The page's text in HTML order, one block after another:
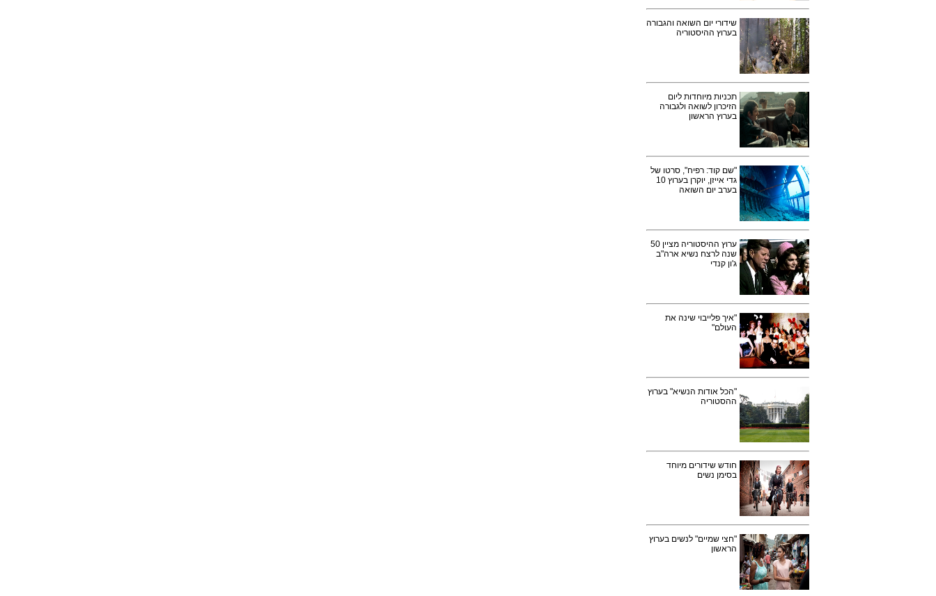
שידורי יום השואה והגבורה
בערוץ ההיסטוריה
תכניות מיוחדות ליום
הזיכרון לשואה ולגבורה
בערוץ הראשון
"שם קוד: רפיח", סרטו של
גדי אייזן, יוקרן בערוץ 10
בערב יום השואה
ערוץ ההיסטוריה מציין 50
שנה לרצח נשיא ארה"ב
ג'ון קנדי
"איך פלייבוי שינה את
העולם"
"הכל אודות הנשיא" בערוץ
ההסטוריה
חודש שידורים מיוחד
בסימן נשים
"חצי שמיים" לנשים בערוץ
הראשון